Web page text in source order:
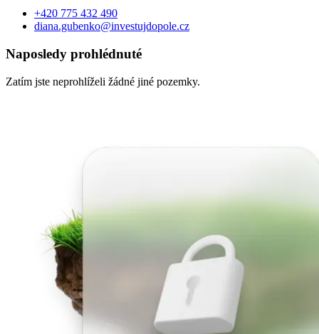
+420 775 432 490
diana.gubenko@investujdopole.cz
Naposledy prohlédnuté
Zatím jste neprohlíželi žádné jiné pozemky.